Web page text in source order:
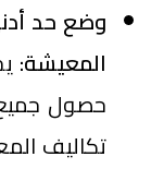
وضع حد
المعيشة:
حصول
تكاليف